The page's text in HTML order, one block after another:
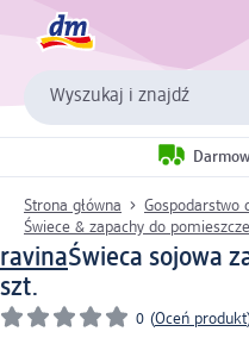
Wyszukaj i znajdź
Strona główna
Gospodarstwo
Świece & zapachy do
ravinaŚwieca sojowa
szt.
0 (Oceń produkt